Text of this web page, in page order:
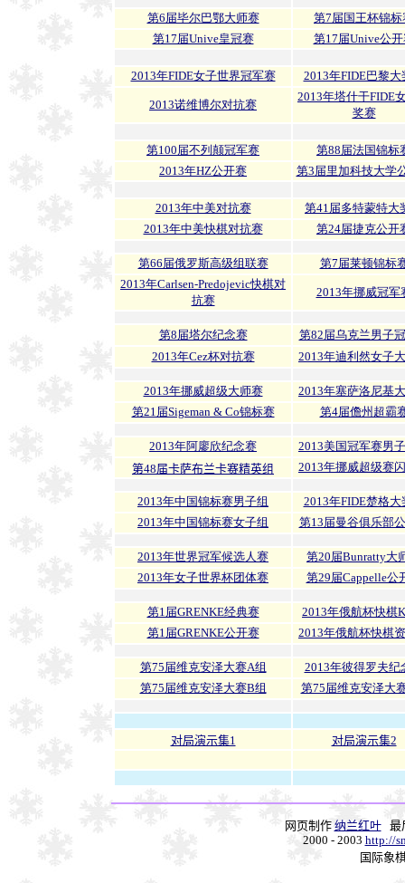
第6届毕尔巴鄂大师赛
第7届国王杯锦标
第17届Unive皇冠赛
第17届Unive公开
2013年FIDE女子世界冠军赛 2013年FIDE巴黎大
2013诺维博尔对抗赛
2013年塔什干FIDE
奖赛
第100届不列颠冠军赛
第88届法国锦标
2013年HZ公开赛
第3届里加科技大学
2013年中美对抗赛
第41届多特蒙特大
2013年中美快棋对抗赛
第24届捷克公开
第66届俄罗斯高级组联赛
第7届莱顿锦标
2013年Carlsen-Predojevic快棋对
抗赛
2013年挪威冠军
第8届塔尔纪念赛
第82届乌克兰男子
2013年Cez杯对抗赛
2013年迪利然女子
2013年挪威超级大师赛
2013年塞萨洛尼基
第21届Sigeman & Co锦标赛
第4届儋州超霸
2013年阿廖欣纪念赛
2013美国冠军赛男
第48届卡萨布兰卡赛精英组
2013年挪威超级赛
2013年中国锦标赛男子组
2013年FIDE楚格大
2013年中国锦标赛女子组
第13届曼谷俱乐部
2013年世界冠军候选人赛
第20届Bunratty大
2013年女子世界杯团体赛
第29届Cappelle公
第1届GRENKE经典赛
2013年俄航杯快棋
第1届GRENKE公开赛
2013年俄航杯快棋
第75届维克安泽大赛A组
2013年彼得罗夫纪
第75届维克安泽大赛B组
第75届维克安泽大
对局演示集1 对局演示集2
网页制作 纳兰红叶最
2000 - 2003 http://
国际象